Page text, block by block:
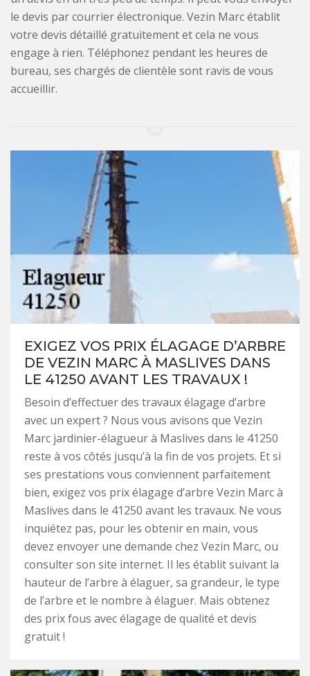
le devis par courrier électronique. Vezin Marc établit
votre devis détaillé gratuitement et cela ne vous
engage à rien. Téléphonez pendant les heures de
bureau, ses chargés de clientèle sont ravis de vous
accueillir.
EXIGEZ VOS PRIX ÉLAGAGE D’ARBRE
DE VEZIN MARC À MASLIVES DANS
LE 41250 AVANT LES TRAVAUX !
Besoin d’effectuer des travaux élagage d’arbre
avec un expert ? Nous vous avisons que Vezin
Marc jardinier-élagueur à Maslives dans le 41250
reste à vos côtés jusqu’à la fin de vos projets. Et si
ses prestations vous conviennent parfaitement
bien, exigez vos prix élagage d’arbre Vezin Marc à
Maslives dans le 41250 avant les travaux. Ne vous
inquiétez pas, pour les obtenir en main, vous
devez envoyer une demande chez Vezin Marc, ou
consulter son site internet. Il les établit suivant la
hauteur de l’arbre à élaguer, sa grandeur, le type
de l’arbre et le nombre à élaguer. Mais obtenez
des prix fous avec élagage de qualité et devis
gratuit !